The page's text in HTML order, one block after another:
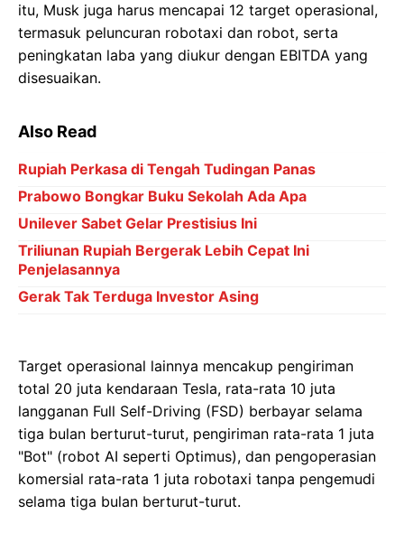
itu, Musk juga harus mencapai 12 target operasional,
termasuk peluncuran robotaxi dan robot, serta
peningkatan laba yang diukur dengan EBITDA yang
disesuaikan.
Also Read
Rupiah Perkasa di Tengah Tudingan Panas
Prabowo Bongkar Buku Sekolah Ada Apa
Unilever Sabet Gelar Prestisius Ini
Triliunan Rupiah Bergerak Lebih Cepat Ini
Penjelasannya
Gerak Tak Terduga Investor Asing
Target operasional lainnya mencakup pengiriman
total 20 juta kendaraan Tesla, rata-rata 10 juta
langganan Full Self-Driving (FSD) berbayar selama
tiga bulan berturut-turut, pengiriman rata-rata 1 juta
"Bot" (robot AI seperti Optimus), dan pengoperasian
komersial rata-rata 1 juta robotaxi tanpa pengemudi
selama tiga bulan berturut-turut.